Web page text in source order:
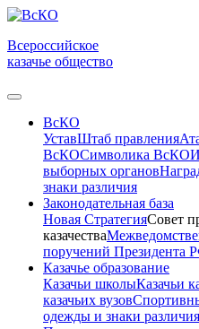
Всероссийское
казачье общество
ВсКО
УставШтаб правления
ВсКОСимволика ВсКО
выборных органов
знаки различия
Законодательная база
Новая СтратегияСовет
казачества
поручений Президента
Казачье образование
Казачьи школыКазачьи
казачьих вузов
одежды и знаки различия